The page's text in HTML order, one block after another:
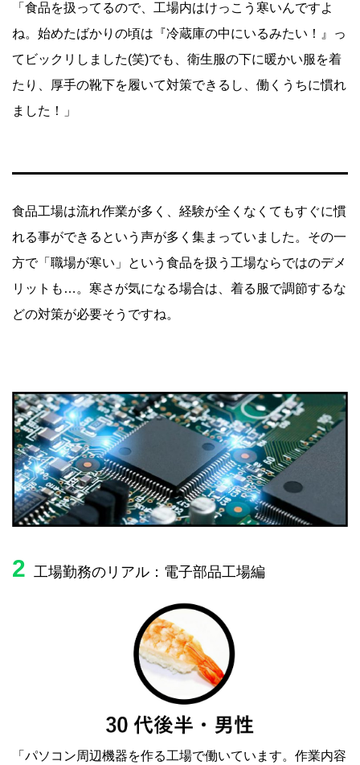
「食品を扱ってるので、工場内はけっこう寒いんですよ
ね。始めたばかりの頃は『冷蔵庫の中にいるみたい！』っ
てビックリしました(笑)でも、衛生服の下に暖かい服を着
たり、厚手の靴下を履いて対策できるし、働くうちに慣れ
ました！」
食品工場は流れ作業が多く、経験が全くなくてもすぐに慣
れる事ができるという声が多く集まっていました。その一
方で「職場が寒い」という食品を扱う工場ならではのデメ
リットも…。寒さが気になる場合は、着る服で調節するな
どの対策が必要そうですね。
2 工場勤務のリアル：電子部品工場編
「パソコン周辺機器を作る工場で働いています。作業内容